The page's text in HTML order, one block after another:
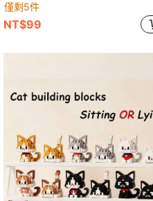
僅剩5件
NT$99